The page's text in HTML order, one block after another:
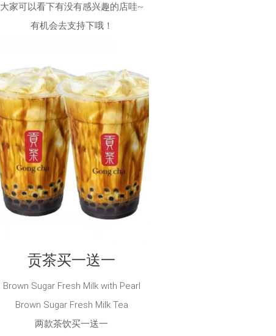
大家可以看下有没有感兴趣的店哇~
有机会去支持下哦！
贡茶买一送一
Brown Sugar Fresh Milk with Pearl
Brown Sugar Fresh Milk Tea
两款茶饮买一送一